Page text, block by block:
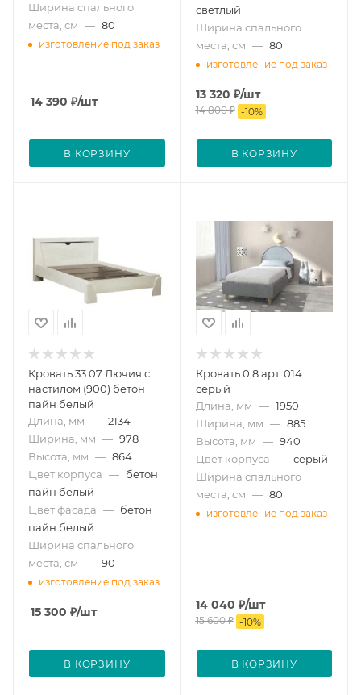
Ширина спального
места, см — 80
изготовление под заказ
14 390 ₽/шт
В КОРЗИНУ
светлый
Ширина спального
места, см — 80
изготовление под заказ
13 320 ₽/шт
14 800₽ -10%
В КОРЗИНУ
Кровать 33.07 Лючия с
настилом (900) бетон
пайн белый
Длина, мм — 2134
Ширина, мм — 978
Высота, мм — 864
Цвет корпуса — бетон
пайн белый
Цвет фасада — бетон
пайн белый
Ширина спального
места, см — 90
изготовление под заказ
15 300 ₽/шт
В КОРЗИНУ
Кровать 0,8 арт. 014
серый
Длина, мм — 1950
Ширина, мм — 885
Высота, мм — 940
Цвет корпуса — серый
Ширина спального
места, см — 80
изготовление под заказ
14 040 ₽/шт
15 600₽ -10%
В КОРЗИНУ